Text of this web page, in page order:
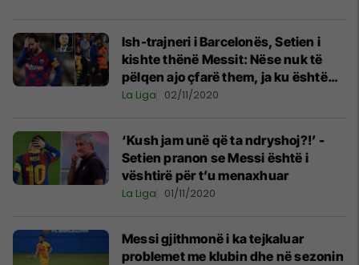
Ish-trajneri i Barcelonës, Setien i
kishte thënë Messit: Nëse nuk të
pëlqen ajo çfarë them, ja ku është
dera
La Liga 02/11/2020
‘Kush jam unë që ta ndryshoj?!’ -
Setien pranon se Messi është i
vështirë për t’u menaxhuar
La Liga 01/11/2020
Messi gjithmonë i ka tejkaluar
problemet me klubin dhe në sezonin